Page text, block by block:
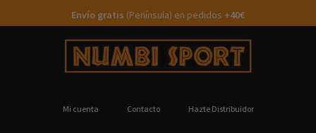
Envío gratis (Península) en pedidos +40€
Mi cuenta Contacto Hazte Distribuidor